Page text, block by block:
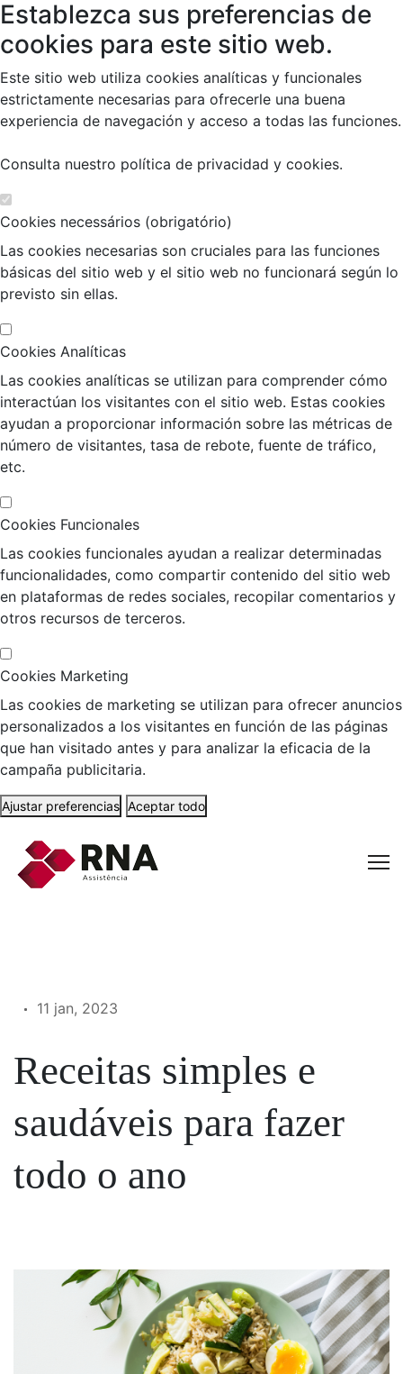
Establezca sus preferencias de
cookies para este sitio web.
Este sitio web utiliza cookies analíticas y funcionales
estrictamente necesarias para ofrecerle una buena
experiencia de navegación y acceso a todas las funciones.
Consulta nuestro política de privacidad y cookies.
Cookies necessários (obrigatório)
Las cookies necesarias son cruciales para las funciones
básicas del sitio web y el sitio web no funcionará según lo
previsto sin ellas.
Cookies Analíticas
Las cookies analíticas se utilizan para comprender cómo
interactúan los visitantes con el sitio web. Estas cookies
ayudan a proporcionar información sobre las métricas de
número de visitantes, tasa de rebote, fuente de tráfico,
etc.
Cookies Funcionales
Las cookies funcionales ayudan a realizar determinadas
funcionalidades, como compartir contenido del sitio web
en plataformas de redes sociales, recopilar comentarios y
otros recursos de terceros.
Cookies Marketing
Las cookies de marketing se utilizan para ofrecer anuncios
personalizados a los visitantes en función de las páginas
que han visitado antes y para analizar la eficacia de la
campaña publicitaria.
Ajustar preferencias Aceptar todo
11 jan, 2023
Receitas simples e
saudáveis para fazer
todo o ano